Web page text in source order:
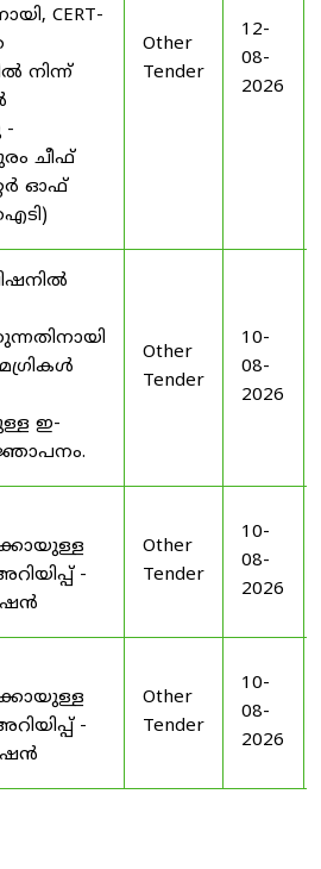
CERT-
നിന്ന്
-
ചീഫ്
ഓഫ്
Other
Tender
12-
08-
2026
ഇ-
Other
Tender
10-
08-
2026
-
Other
Tender
10-
08-
2026
-
Other
Tender
10-
08-
2026